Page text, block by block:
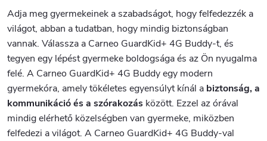
Adja meg gyermekeinek a szabadságot, hogy felfedezzék a
világot, abban a tudatban, hogy mindig biztonságban
vannak. Válassza a Carneo GuardKid+ 4G Buddy-t, és
tegyen egy lépést gyermeke boldogsága és az Ön nyugalma
felé. A Carneo GuardKid+ 4G Buddy egy modern
gyermekóra, amely tökéletes egyensúlyt kínál a biztonság, a
kommunikáció és a szórakozás között. Ezzel az órával
mindig elérhető közelségben van gyermeke, miközben
felfedezi a világot. A Carneo GuardKid+ 4G Buddy-val